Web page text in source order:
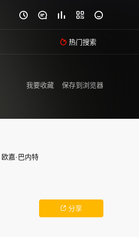
    
 热门搜索
保存到浏览器
我要收藏
欧嘉·巴内特
 分享